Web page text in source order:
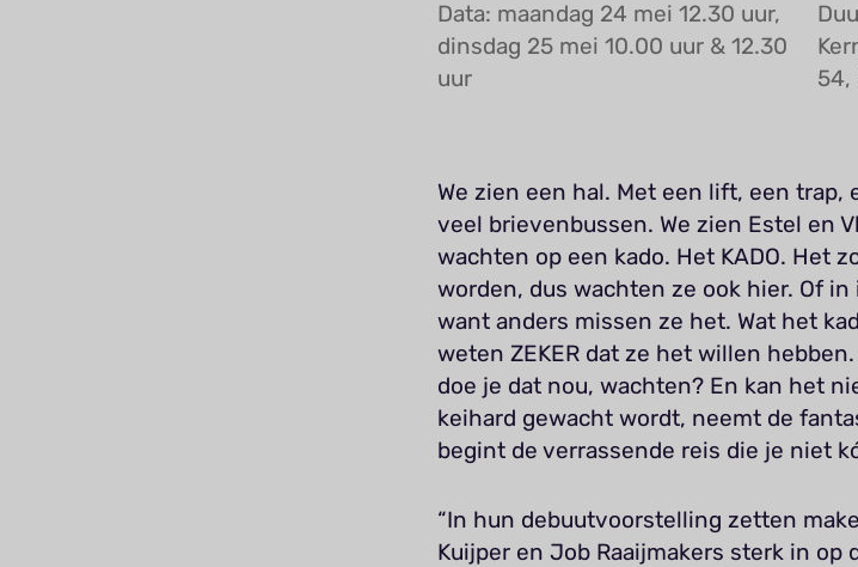
Data: maandag 24 mei 12.30 uur,
dinsdag 25 mei 10.00 uur & 12.30
uur
54,
We zien een hal. Met een lift, een trap,
veel brievenbussen. We zien Estel en
wachten op een kado. Het KADO. Het
worden, dus wachten ze ook hier. Of
want anders missen ze het. Wat het
weten ZEKER dat ze het willen
doe je dat nou, wachten? En kan het
keihard gewacht wordt, neemt de
begint de verrassende reis die je niet
“In hun debuutvoorstelling zetten
Kuijper en Job Raaijmakers sterk in